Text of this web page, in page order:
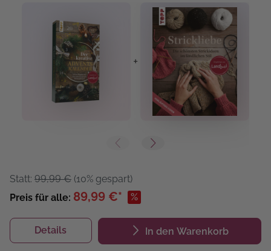
+
Statt: 99,99 € (10% gespart)
Preis für alle: 89,99 €* %
Details In den Warenkorb